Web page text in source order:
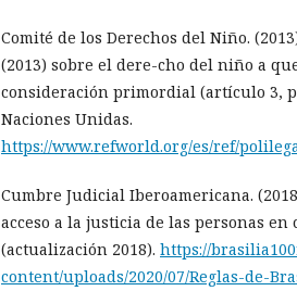
Comité de los Derechos del Niño.
(2013) sobre el dere-cho del niño a
consideración primordial (artículo 3,
Naciones Unidas.
https://www.refworld.org/es/ref/
Cumbre Judicial Iberoamericana.
acceso a la justicia de las personas
(actualización 2018). https://
content/uploads/2020/07/Reglas-de-